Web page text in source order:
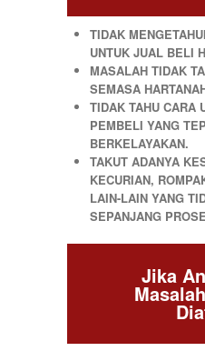
TIDAK
UNTUK JUAL BELI
MASALAH TIDAK
SEMASA
TIDAK TAHU CARA
PEMBELI YANG
BERKELAYAKAN.
TAKUT ADANYA
KECURIAN,
LAIN-LAIN YANG
SEPANJANG
Jika